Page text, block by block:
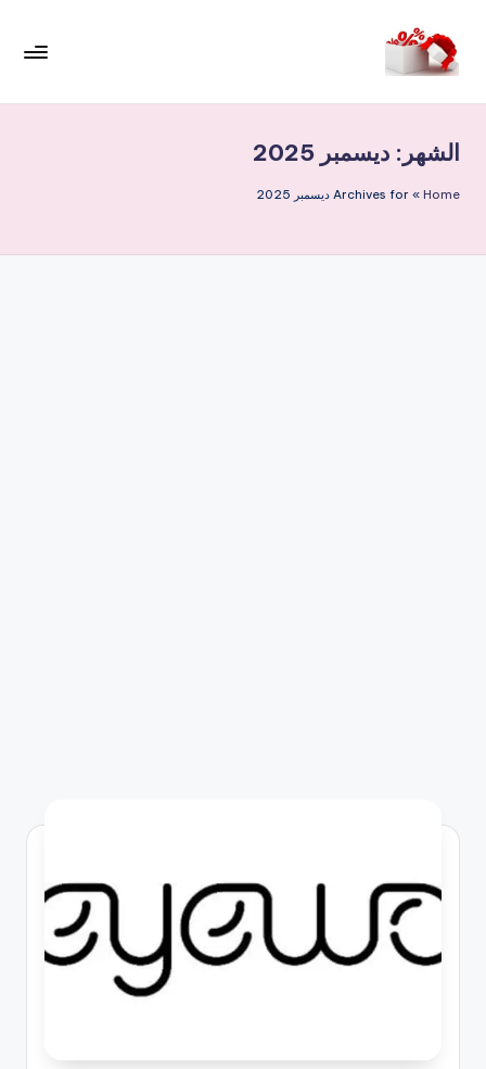
التجاوز
حب
ا
الشهر: ديسمبر 2025
Home
» Archives for ديسمبر 2025